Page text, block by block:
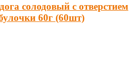
солодовый с отверстием
60г (60шт)